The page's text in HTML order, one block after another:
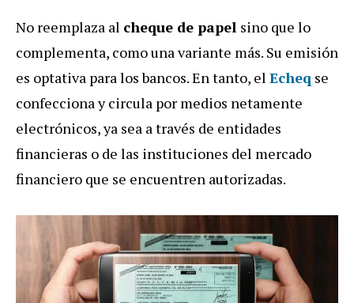
No reemplaza al cheque de papel sino que lo
complementa, como una variante más. Su emisión
es optativa para los bancos. En tanto, el Echeq se
confecciona y circula por medios netamente
electrónicos, ya sea a través de entidades
financieras o de las instituciones del mercado
financiero que se encuentren autorizadas.